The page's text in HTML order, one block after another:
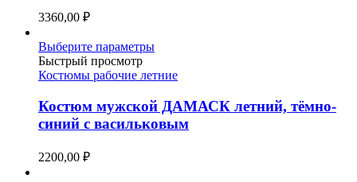
товара.
3360,00 ₽
Выберите параметрыЭтот
имеет
вариаций.
Опции
можно
Быстрый просмотр
Костюмы рабочие летние
Костюм мужской ДАМАСК летний, тёмно-
синий с васильковым
2200,00 ₽